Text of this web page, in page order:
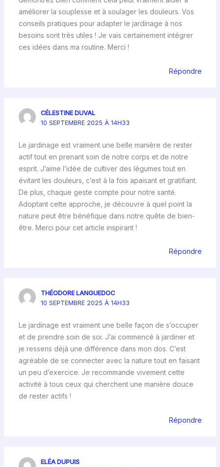
améliorer la souplesse et à soulager les douleurs. Vos
conseils pratiques pour adapter le jardinage à nos
besoins sont très utiles ! Je vais certainement intégrer
ces idées dans ma routine. Merci !
Répondre
CÉLESTINE DUVAL
10 SEPTEMBRE 2025 À 14H33
Le jardinage est vraiment une belle manière de rester
actif tout en prenant soin de notre corps et de notre
esprit. J’aime l’idée de cultiver des légumes tout en
évitant les douleurs, c’est à la fois apaisant et gratifiant.
De plus, chaque geste compte pour notre santé.
Adoptant cette approche, je découvre à quel point la
nature peut être bénéfique dans notre quête de bien-
être. Merci pour cet article inspirant !
Répondre
THÉODORE LANGUEDOC
10 SEPTEMBRE 2025 À 14H33
Le jardinage est vraiment une belle façon de s’occuper
et de prendre soin de soi. J’ai commencé à jardiner et
je ressens déjà une différence dans mon dos. C’est
agréable de se connecter avec la nature tout en faisant
un peu d’exercice. Je recommande vivement cette
activité à tous ceux qui cherchent une manière douce
de rester actifs !
Répondre
ELÉA DUPUIS